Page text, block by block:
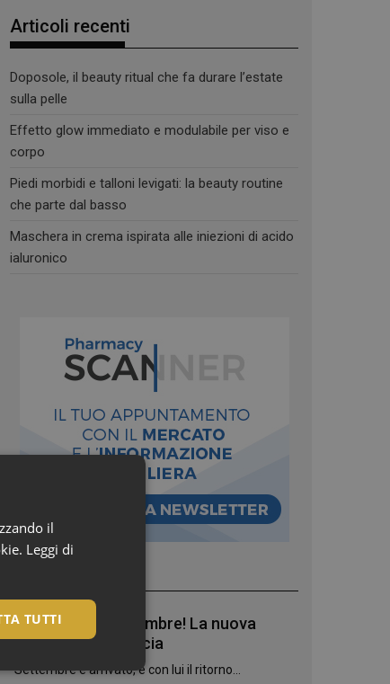
Articoli recenti
Doposole, il beauty ritual che fa durare l’estate
sulla pelle
Effetto glow immediato e modulabile per viso e
corpo
Piedi morbidi e talloni levigati: la beauty routine
che parte dal basso
Maschera in crema ispirata alle iniezioni di acido
ialuronico
Bentornato, settembre! La nuova
stagione in farmacia
Settembre è arrivato, e con lui il ritorno...
il
Leggi di
TUTTI